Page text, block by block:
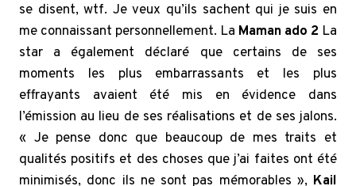
se disent, wtf. Je veux qu’ils sachent qui je suis en
me connaissant personnellement. La Maman ado 2 La
star a également déclaré que certains de ses
moments les plus embarrassants et les plus
effrayants avaient été mis en évidence dans
l’émission au lieu de ses réalisations et de ses jalons.
« Je pense donc que beaucoup de mes traits et
qualités positifs et des choses que j’ai faites ont été
minimisés, donc ils ne sont pas mémorables », Kail